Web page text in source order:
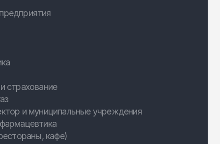
страхование
и муниципальные учреждения
кафе)